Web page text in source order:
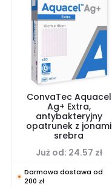
ConvaTec Aquacel
Ag+ Extra,
antybakteryjny
opatrunek z jonami
srebra
Już od: 24.57 zł
Darmowa dostawa od
200 zł